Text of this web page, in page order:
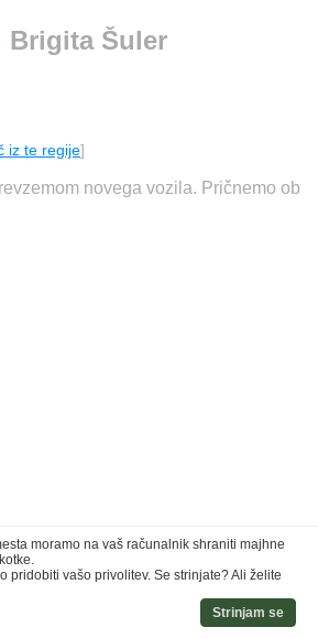
Brigita Šuler
iz te regije]
novega vozila. Pričnemo ob
moramo na vaš računalnik shraniti majhne
pridobiti vašo privolitev. Se strinjate? Ali želite
Strinjam se